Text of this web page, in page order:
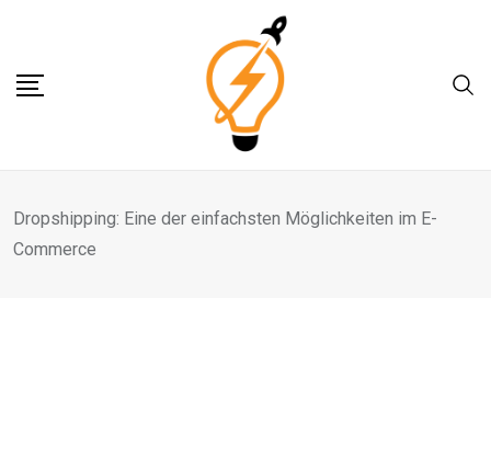
content
Dropshipping: Eine der einfachsten Möglichkeiten im E-
Commerce